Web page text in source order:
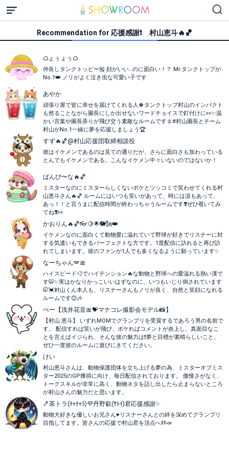
Recommendation for 応援感謝❗️ 村山恵斗🔥🏀
ᜊょぅょぅᜊ
仲良しタンクトッピー🎽 顔がいい…のに面白い！？ Mr.タンクトップが
No.1👑 ノリがよく泣き虫な可愛い子です
あやか
頑張り屋で皆に幸せを届けてくれる人🍀タンクトップ村山のインパクト
も然ることながら園長にしか出せないワードチョイスで釘付けに👀✨温
かい言葉や園長弄りが飛び交う素敵なルームです☺️#村山園長とチーム
村山がNo.1一緒に夢を応援しましょう🏆
すず🔥🏀@村山応援団取締相談役
彼はイケメンであるのは見ての通りだが、さらに面白さも加わっている
とんでもイケメンである。こんなイケメン中々いないのではないか！
ばんび〜な🔥🏀
ミスターなのにミスターらしくないボケとツッコミで笑わせてくれる村
山恵斗さん🔥🏀 ルームにはいつも笑いがあって、時には涙もあって、
あっ！！と言うまに配信時間が終わっちゃうルームです❣️ぜひ覗いてみ
てね❣️👀
かおりん🔥🏀👓️🍋🌟🐘🗽👑
イケメンなのに面白くて動物愛に溢れていて野球が好きでリスナーに対
する気遣いもできるパーフェクトな方です。1度配信に訪れると再び訪
れてしまいます。彼のファンが1人でも多くなるように願っています✨
なーちゃん🪽🎀
ハイスピード💨でハイテンション🔥な動物と野球への愛溢れる熱い漢で
す🐯✨実はかなりかっこいいはずなのに、いつもいじり倒されています
🤭💓村山くん本人も、リスナーさんもノリが良く、自然と笑顔になれる
ルームです😊🎶
ぺー【浅井花音🎀💝マナコレ撮影会モデル📸】
【村山 恵斗】 いずれMOMでグランプリを受賞するであろう男の名前で
す。 配信すれば笑いが飛び、ボケればコメントが炎上し、真面目なこ
とを言えばイジられ、そんな彼の魅力は❗夢と目標が素晴らしいこと。
ぜひ一度彼のルームに遊びにきてください。
けい
村山恵斗さんは、動物保護団体を立ち上げる夢の為、ミスターオブミス
ター2025のGP獲得に向け、毎日配信されております。 傲慢さがなく、
トークスキルが非常に高く、動物ネタを話し出したら止まらないところ
が村山さんの魅力だと思います。
🍤茶トラ(ﾁｬﾁｬﾗ)💜‪丹野叡(ｻﾄｲ)君応援感謝✨
動物大好きな優しいお兄さん♥️リスナーさんとの絆を深めてグランプリ
目指してます。皆さんの応援で村山君を頂点へꉂꉂ📣